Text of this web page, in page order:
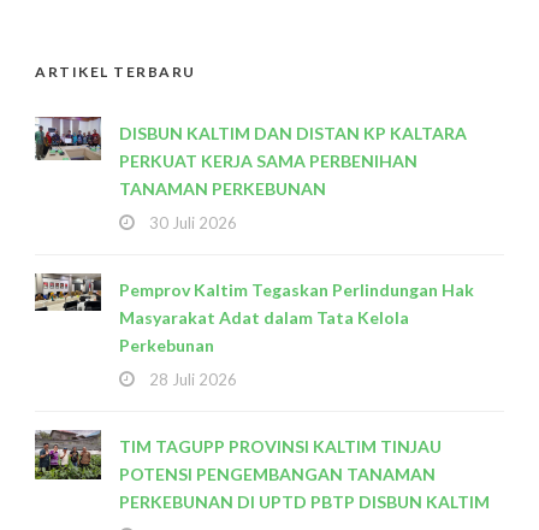
ARTIKEL TERBARU
DISBUN KALTIM DAN DISTAN KP KALTARA
PERKUAT KERJA SAMA PERBENIHAN
TANAMAN PERKEBUNAN
30 Juli 2026
Pemprov Kaltim Tegaskan Perlindungan Hak
Masyarakat Adat dalam Tata Kelola
Perkebunan
28 Juli 2026
TIM TAGUPP PROVINSI KALTIM TINJAU
POTENSI PENGEMBANGAN TANAMAN
PERKEBUNAN DI UPTD PBTP DISBUN KALTIM